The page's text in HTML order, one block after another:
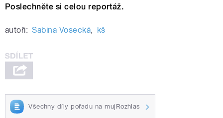
Poslechněte si celou reportáž.
autoři: Sabina Vosecká, kš
Všechny díly pořadu na mujRozhlas